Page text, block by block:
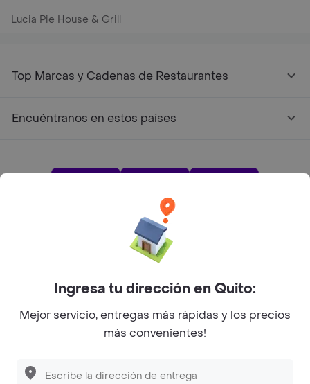
Lucia Pie House & Grill
Top Marcas y Cadenas de Restaurantes
Encuéntranos en estos países
Google play
Categorías
Ingresa tu dirección en Quito:
Mejor servicio, entregas más rápidas y los precios
más convenientes!